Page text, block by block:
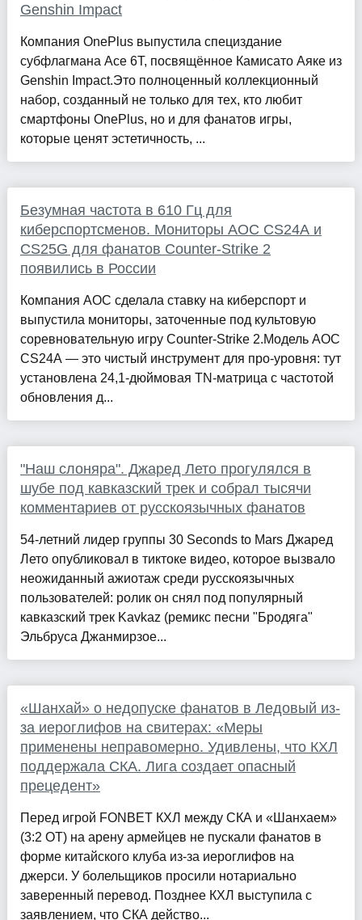
Genshin Impact
Компания OnePlus выпустила специздание
субфлагмана Ace 6T, посвящённое Камисато Аяке из
Genshin Impact.Это полноценный коллекционный
набор, созданный не только для тех, кто любит
смартфоны OnePlus, но и для фанатов игры,
которые ценят эстетичность, ...
Безумная частота в 610 Гц для
киберспортсменов. Мониторы AOC CS24A и
CS25G для фанатов Counter-Strike 2
появились в России
Компания AOC сделала ставку на киберспорт и
выпустила мониторы, заточенные под культовую
соревновательную игру Counter-Strike 2.Модель AOC
CS24A — это чистый инструмент для про-уровня: тут
установлена 24,1-дюймовая TN-матрица с частотой
обновления д...
"Наш слоняра". Джаред Лето прогулялся в
шубе под кавказский трек и собрал тысячи
комментариев от русскоязычных фанатов
54-летний лидер группы 30 Seconds to Mars Джаред
Лето опубликовал в тиктоке видео, которое вызвало
неожиданный ажиотаж среди русскоязычных
пользователей: ролик он снял под популярный
кавказский трек Kavkaz (ремикс песни "Бродяга"
Эльбруса Джанмирзое...
«Шанхай» о недопуске фанатов в Ледовый из-
за иероглифов на свитерах: «Меры
применены неправомерно. Удивлены, что КХЛ
поддержала СКА. Лига создает опасный
прецедент»
Перед игрой FONBET КХЛ между СКА и «Шанхаем»
(3:2 ОТ) на арену армейцев не пускали фанатов в
форме китайского клуба из-за иероглифов на
джерси. У болельщиков просили нотариально
заверенный перевод. Позднее КХЛ выступила с
заявлением, что СКА действо...